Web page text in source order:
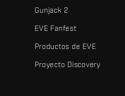
Gunjack 2
EVE Fanfest
Productos de EVE
Proyecto Discovery